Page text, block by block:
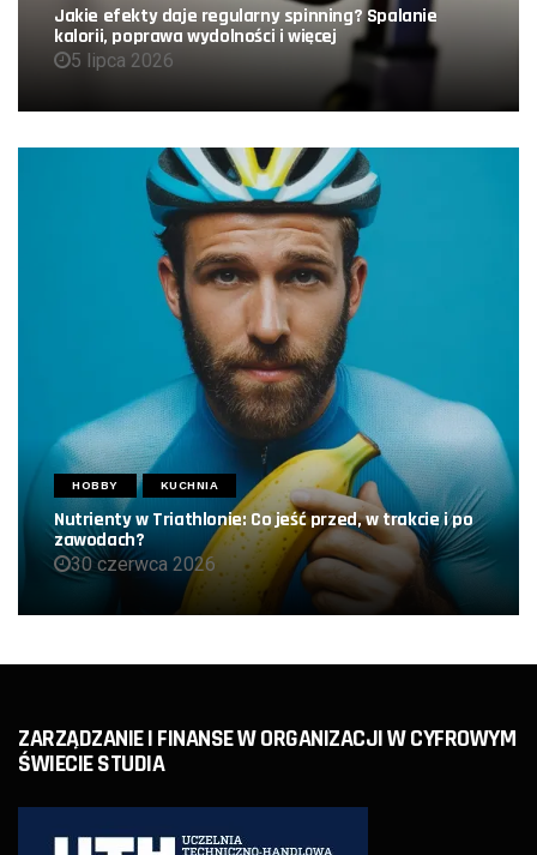
Jakie efekty daje regularny spinning? Spalanie
kalorii, poprawa wydolności i więcej
5 lipca 2026
HOBBY KUCHNIA
Nutrienty w Triathlonie: Co jeść przed, w trakcie i po
zawodach?
30 czerwca 2026
ZARZĄDZANIE I FINANSE W ORGANIZACJI W CYFROWYM
ŚWIECIE STUDIA